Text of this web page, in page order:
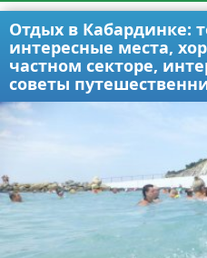
Отдых в Кабардинке:
интересные места,
частном секторе,
советы